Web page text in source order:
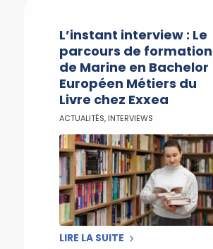
L’instant interview : Le
parcours de formation
de Marine en Bachelor
Européen Métiers du
Livre chez Exxea
ACTUALITÉS, INTERVIEWS
LIRE LA SUITE